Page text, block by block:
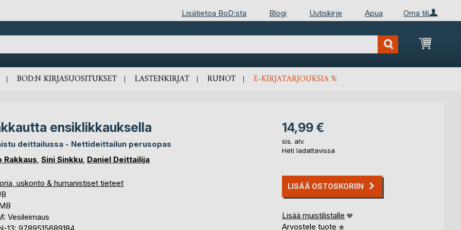
Oma tili
Lisätietoa BoD:sta Blogi Uutiskirje Apua
BOD:N KIRJASUOSITUKSET LASTENKIRJAT RUNOT E-KIRJATARJOUKSIA %
ensiklikkauksella
deittailussa - Nettideittailun perusopas
Rakkaus, Sini Sinkku, Daniel Deittailija
uskonto & humanistiset tieteet
Vesileimaus
14,99 €
sis. alv.
Heti ladattavissa
LISÄÄ OSTOSKORIIN
Lisää muistilistalle
Arvostele tuote